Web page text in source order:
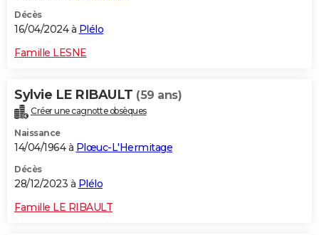
Décès
16/04/2024 à Plélo
Famille LESNE
Sylvie LE RIBAULT (59 ans)
Créer une cagnotte obsèques
Naissance
14/04/1964 à Plœuc-L'Hermitage
Décès
28/12/2023 à Plélo
Famille LE RIBAULT